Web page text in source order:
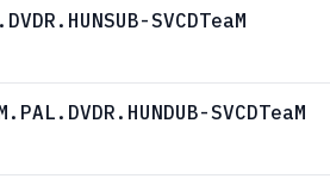
SVCDTeaM
SVCDTeaM